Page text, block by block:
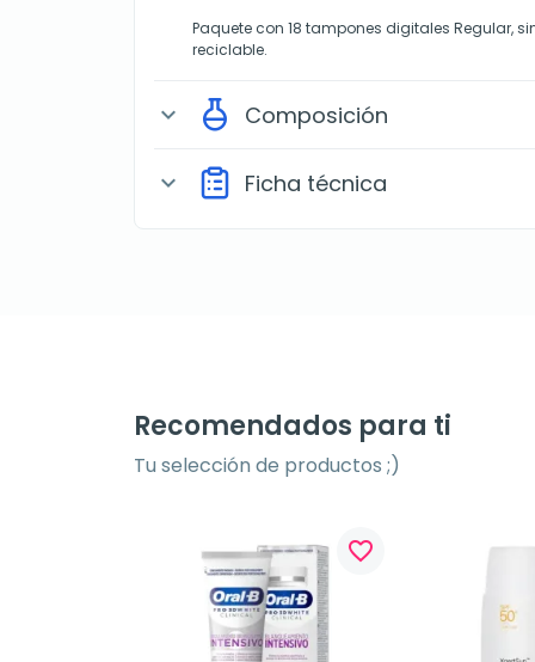
Paquete con 18 tampones digitales Regular,
reciclable.
expand_more Composición
expand_more Ficha técnica
Recomendados para ti
Tu selección de productos ;)
favorite_border